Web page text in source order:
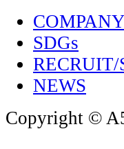
COMPANY
SDGs
RECRUIT/
NEWS
Copyright ©